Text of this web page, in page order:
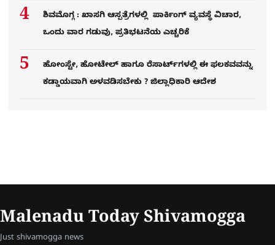
ಶಿವಮೊಗ್ಗ : ಖಾಸಗಿ ಆಸ್ಪತ್ರೆಗಳಲ್ಲಿ ಪಾರ್ಕಿಂಗ್​ ವ್ಯವಸ್ಥೆ ವಿಚಾರ,
ಒಂದು ವಾರ ಗಡುವು, ಪ್ರತಿಭಟನೆಯ ಎಚ್ಚರಿಕೆ
ಹೋಂಸ್ಟೇ, ಹೋಟೇಲ್ ಹಾಗೂ ರೆಸಾರ್ಟ್‌ಗಳಲ್ಲಿ ಈ ಫಲಕವವನ್ನು
ಕಡ್ಡಾಯವಾಗಿ ಅಳವಡಿಸಬೇಕು ? ಜಿಲ್ಲಾಧಿಕಾರಿ ಆದೇಶ
Malenadu Today Shivamogga
Just shivamogga news